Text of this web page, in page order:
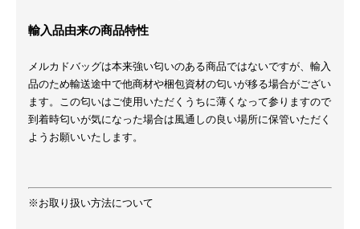
輸入品由来の商品特性
メルカドバッグは本来強い匂いのある商品ではないですが、輸入
品のため輸送途中で他商材や梱包資材の匂いが移る場合がござい
ます。この匂いはご使用いただくうちに薄くなって参りますので
到着時匂いが気になった場合は風通しの良い場所に保管いただく
ようお願いいたします。
※お取り扱い方法について